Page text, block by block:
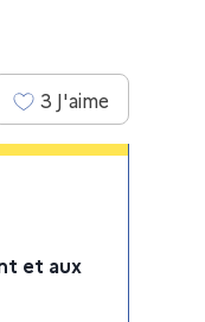
3 J'aime
et aux